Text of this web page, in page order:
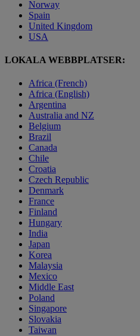
Norway
Spain
United Kingdom
USA
LOKALA WEBBPLATSER:
Africa (French)
Africa (English)
Argentina
Australia and NZ
Belgium
Brazil
Canada
Chile
Croatia
Czech Republic
Denmark
France
Finland
Hungary
India
Japan
Korea
Malaysia
Mexico
Middle East
Poland
Singapore
Slovakia
Taiwan